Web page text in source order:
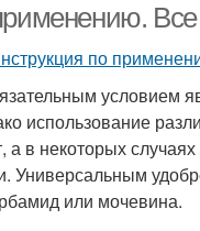
условием
использование
а в некоторых
Универсальным
или мочевина.